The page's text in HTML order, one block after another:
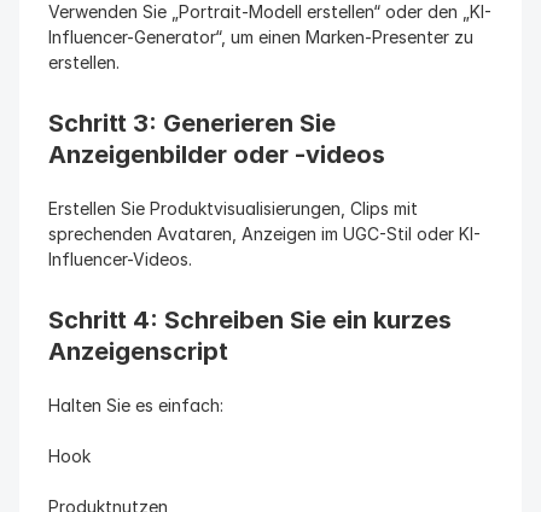
Verwenden Sie „Portrait-Modell erstellen“ oder den „KI-
Influencer-Generator“, um einen Marken-Presenter zu
erstellen.
Schritt 3: Generieren Sie
Anzeigenbilder oder -videos
Erstellen Sie Produktvisualisierungen, Clips mit
sprechenden Avataren, Anzeigen im UGC-Stil oder KI-
Influencer-Videos.
Schritt 4: Schreiben Sie ein kurzes
Anzeigenscript
Halten Sie es einfach:
Hook
Produktnutzen